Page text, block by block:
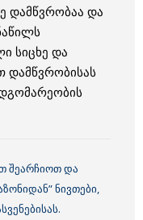
დამწვრობაა და
სიცხე და
დამწვრობისას
შეარჩიოთ და
ნივთები,